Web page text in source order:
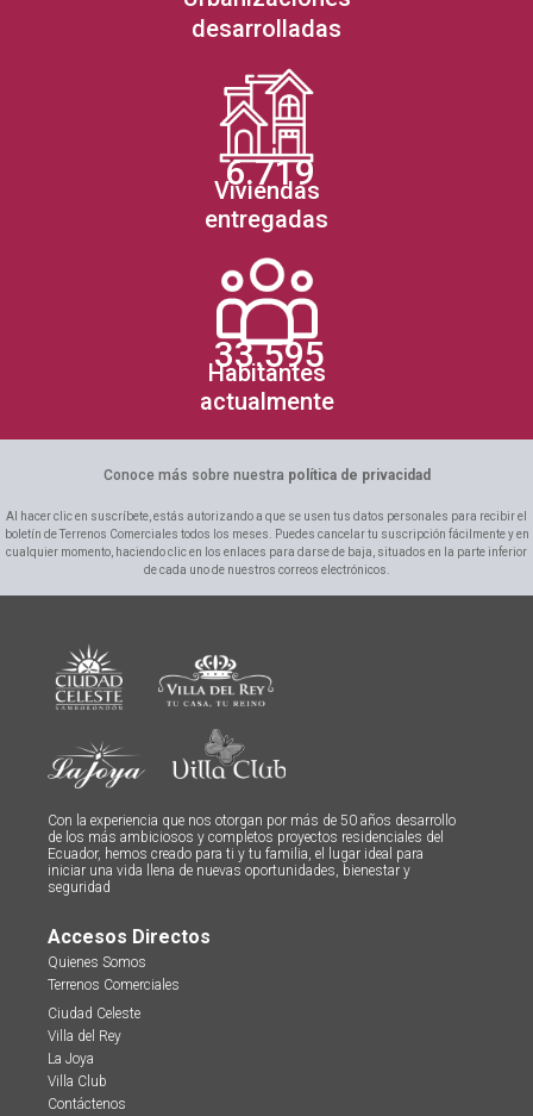
desarrolladas
6.719
Viviendas
entregadas
33.595
Habitantes
actualmente
Conoce más sobre nuestra política de privacidad
Al hacer clic en suscríbete, estás autorizando a que se usen tus datos personales para recibir el
boletín de Terrenos Comerciales todos los meses. Puedes cancelar tu suscripción fácilmente y en
cualquier momento, haciendo clic en los enlaces para darse de baja, situados en la parte inferior
de cada uno de nuestros correos electrónicos.
Con la experiencia que nos otorgan por más de 50 años desarrollo
de los más ambiciosos y completos proyectos residenciales del
Ecuador, hemos creado para ti y tu familia, el lugar ideal para
iniciar una vida llena de nuevas oportunidades, bienestar y
seguridad
Accesos Directos
Quienes Somos
Terrenos Comerciales
Ciudad Celeste
Villa del Rey
La Joya
Villa Club
Contáctenos